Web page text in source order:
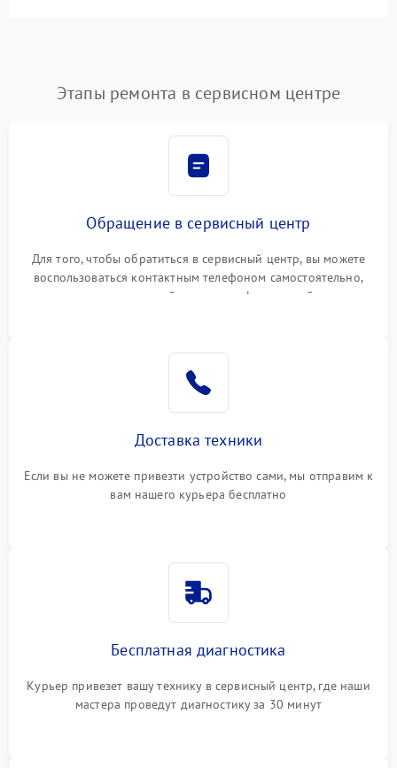
Этапы ремонта в сервисном центре
Обращение в сервисный центр
Для того, чтобы обратиться в сервисный центр, вы можете
воспользоваться контактным телефоном самостоятельно,
или оставить свой номер телефона на сайте
Доставка техники
Если вы не можете привезти устройство сами, мы отправим к
вам нашего курьера бесплатно
Бесплатная диагностика
Курьер привезет вашу технику в сервисный центр, где наши
мастера проведут диагностику за 30 минут